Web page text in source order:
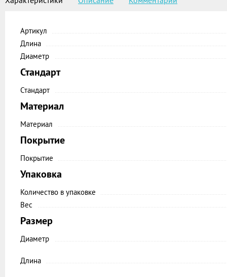
Артикул
Длина
Диаметр
Стандарт
Стандарт
Материал
Материал
Покрытие
Покрытие
Упаковка
Количество в упаковке
Вес
Размер
Диаметр
Длина